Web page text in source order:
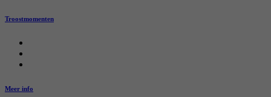
Troostmomenten
Meer info